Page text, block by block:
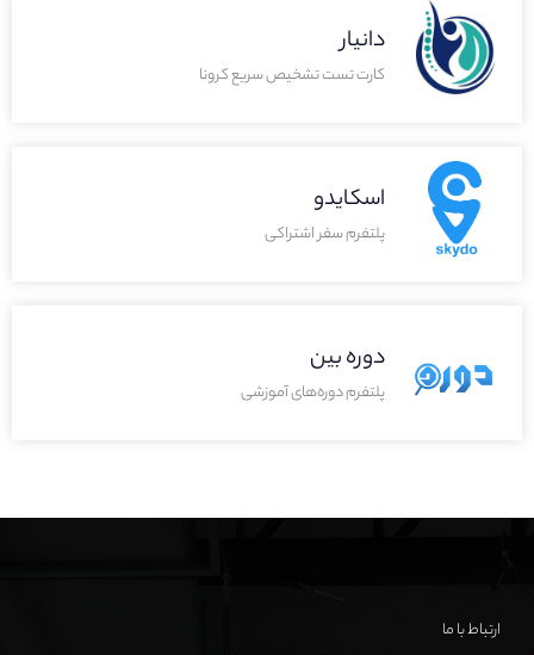
دانیار
کارت تست تشخیص سریع کرونا
اسکایدو
پلتفرم سفر اشتراکی
دوره بین
پلتفرم دوره‌های آموزشی
ارتباط با ما